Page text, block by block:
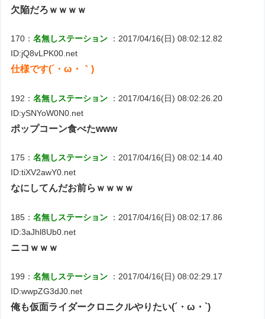
欠陥だろｗｗｗｗ
170：名無しステーション
：2017/04/16(日) 08:02:12.82
ID:jQ8vLPK00.net
仕様です(´・ω・｀)
192：名無しステーション
：2017/04/16(日) 08:02:26.20
ID:ySNYoW0N0.net
ポップコーン食べたwww
175：名無しステーション
：2017/04/16(日) 08:02:14.40
ID:tiXV2awY0.net
なにしてんだお前らｗｗｗｗ
185：名無しステーション
：2017/04/16(日) 08:02:17.86
ID:3aJhl8Ub0.net
ニコｗｗｗ
199：名無しステーション
：2017/04/16(日) 08:02:29.17
ID:wwpZG3dJ0.net
俺も仮面ライダークロニクルやりたい(´・ω・`)